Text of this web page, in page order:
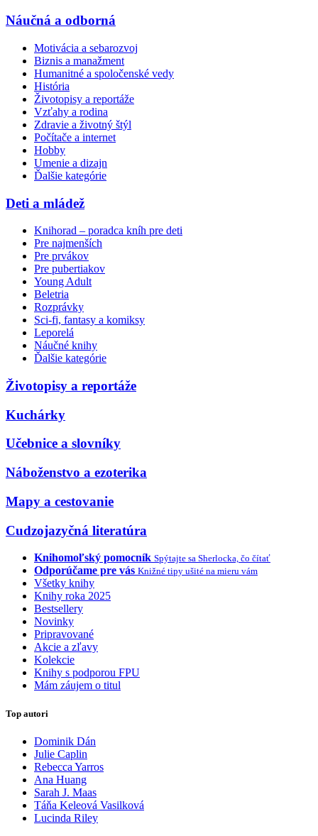
Náučná a odborná
Motivácia a sebarozvoj
Biznis a manažment
Humanitné a spoločenské vedy
História
Životopisy a reportáže
Vzťahy a rodina
Zdravie a životný štýl
Počítače a internet
Hobby
Umenie a dizajn
Ďalšie kategórie
Deti a mládež
Knihorad – poradca kníh pre deti
Pre najmenších
Pre prvákov
Pre pubertiakov
Young Adult
Beletria
Rozprávky
Sci-fi, fantasy a komiksy
Leporelá
Náučné knihy
Ďalšie kategórie
Životopisy a reportáže
Kuchárky
Učebnice a slovníky
Náboženstvo a ezoterika
Mapy a cestovanie
Cudzojazyčná literatúra
Knihomoľský pomocník Spýtajte sa Sherlocka, čo čítať
Odporúčame pre vás Knižné tipy ušité na mieru vám
Všetky knihy
Knihy roka 2025
Bestsellery
Novinky
Pripravované
Akcie a zľavy
Kolekcie
Knihy s podporou FPU
Mám záujem o titul
Top autori
Dominik Dán
Julie Caplin
Rebecca Yarros
Ana Huang
Sarah J. Maas
Táňa Keleová Vasilková
Lucinda Riley